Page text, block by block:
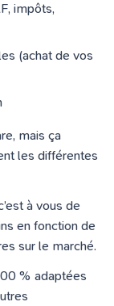
impôts,
(achat de vos
mais ça
les différentes
à vous de
en fonction de
sur le marché.
% adaptées